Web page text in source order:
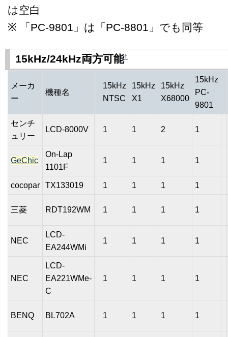
は空白
※ 「PC-9801」は「PC-8801」でも同等
15kHz/24kHz両方可能†
メーカ
ー
機種名
15kHz
NTSC
15kHz
X1
15kHz
X68000
15kHz
PC-
9801
センチ
ュリー
LCD-8000V 1 1 2 1
GeChic
On-Lap
1101F
1 1 1 1
cocopar TX133019 1 1 1 1
三菱 RDT192WM 1 1 1 1
NEC
LCD-
EA244WMi
1 1 1 1
NEC
LCD-
EA221WMe-
C
1 1 1 1
BENQ BL702A 1 1 1 1